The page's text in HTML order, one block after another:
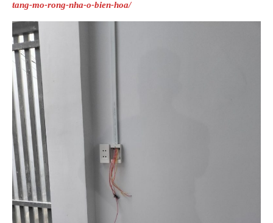
tang-mo-rong-nha-o-bien-hoa/